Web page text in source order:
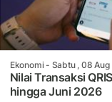
Ekonomi- Sabtu , 08 Aug
Nilai Transaksi
hingga Juni 2026